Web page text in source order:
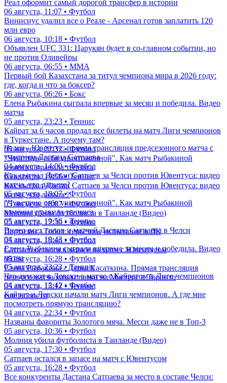
Реал оформит самый дорогой трансфер в истории
06 августа, 11:07 • Футбол
Винисиус удалил все о Реале - Арсенал готов заплатить 120
млн евро
06 августа, 10:18 • Футбол
Объявлен UFC 331: Царукян будет в со-главном событии, но
не против Оливейры
06 августа, 06:55 • ММА
Первый бой Казахстана за титул чемпиона мира в 2026 году:
где, когда и что за боксер?
06 августа, 06:26 • Бокс
Елена Рыбакина сыграла впервые за месяц и победила. Видео
матча
05 августа, 23:23 • Теннис
Кайрат за 6 часов продал все билеты на матч Лиги чемпионов
в Туркестане. А почему там?
05 августа, 22:32 • Футбол
"Чувствую себя уничтоженной". Как матч Рыбакиной
изменил правила тенниса
05 августа, 19:56 • Теннис
Как сыграл Дастан Сатпаев за Челси против Ювентуса: видео
матча, что дальше?
05 августа, 18:07 • Футбол
Молния убила футболиста в Таиланде (Видео)
05 августа, 17:30 • Футбол
Партизан - Тобол: серьезное испытание в ЛК
05 августа, 16:46 • Футбол
Сатпаев остался в запасе на матч с Ювентусом
05 августа, 16:28 • Футбол
Елена Рыбакина - Дарья Касаткина. Прямая трансляция
первого матча казахстанки на Мастерс в Торонто
05 августа, 15:12 • Теннис
еще новости
Челси - Ювентус: прямая трансляция предсезонного матча с
участием Дастана Сатпаева
04 августа, 14:00 • Футбол
Как сыграл Дастан Сатпаев за Челси против Ювентуса: видео
матча, что дальше?
05 августа, 18:07 • Футбол
"Чувствую себя уничтоженной". Как матч Рыбакиной
изменил правила тенниса
05 августа, 19:56 • Теннис
Видео всех голов и матчей Дастана Сатпаева в Челси
04 августа, 19:43 • Футбол
Елена Рыбакина сыграла впервые за месяц и победила. Видео
матча
05 августа, 23:23 • Теннис
Что думают в Левски о матче с Кайратом в Лиге чемпионов
04 августа, 12:42 • Футбол
Кайрат и Левски начали матч Лиги чемпионов. А где мне
посмотреть прямую трансляцию?
04 августа, 22:34 • Футбол
Названы фавориты Золотого мяча. Месси даже не в Топ-3
05 августа, 10:36 • Футбол
Молния убила футболиста в Таиланде (Видео)
05 августа, 17:30 • Футбол
Сатпаев остался в запасе на матч с Ювентусом
05 августа, 16:28 • Футбол
Все конкуренты Дастана Сатпаева за место в составе Челси: